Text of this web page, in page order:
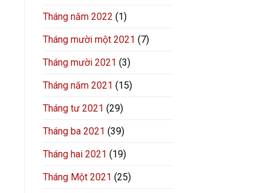
Tháng năm 2022 (1)
Tháng mười một 2021 (7)
Tháng mười 2021 (3)
Tháng năm 2021 (15)
Tháng tư 2021 (29)
Tháng ba 2021 (39)
Tháng hai 2021 (19)
Tháng Một 2021 (25)